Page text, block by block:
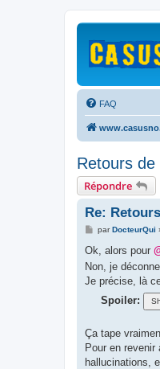
FAQ
Retours
Répondre
Re:
M
s
a
e
parDocteurQui
Ok, alors pour
Non, je
Je précise, là
Spoiler:
Ça tape
Pour en revenir
hallucinations,